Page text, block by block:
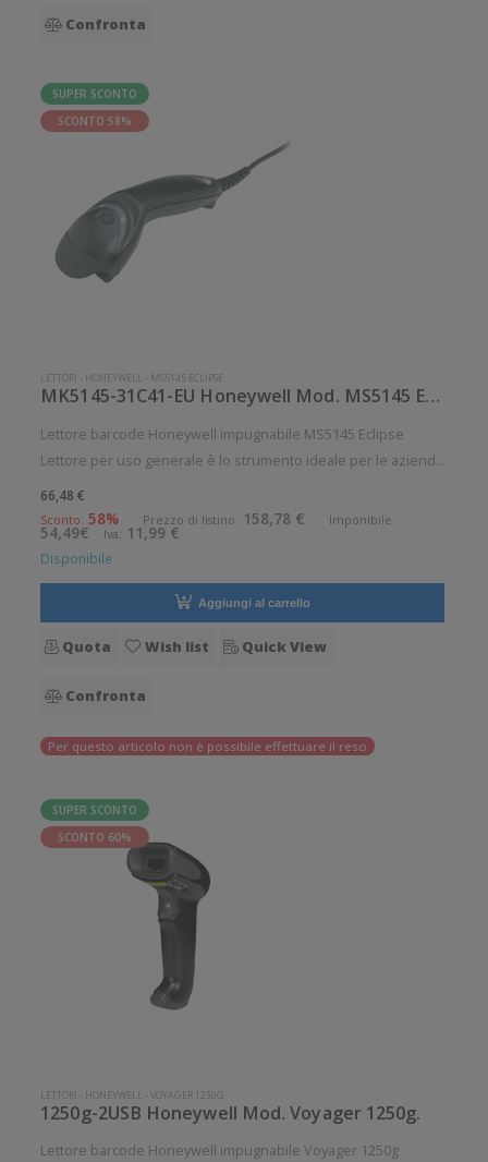
Confronta
SUPER SCONTO
SCONTO 58%
LETTORI - HONEYWELL - MS5145 ECLIPSE
MK5145-31C41-EU Honeywell Mod. MS5145 Eclipse.
Lettore barcode Honeywell impugnabile MS5145 Eclipse
Lettore per uso generale è lo strumento ideale per le aziende
che desiderano migliorare le applicazioni quotidiane di lettura
dei codici a barre. Angolo di scansione verticale: 1° Angolo di
sc
66,48 €
Sconto: 58% Prezzo di listino: 158,78 € Imponibile:
54,49€ Iva: 11,99 €
Disponibile
Aggiungi al carrello
Quota Wish list Quick View
Confronta
Per questo articolo non è possibile effettuare il reso
SUPER SCONTO
SCONTO 60%
LETTORI - HONEYWELL -VOYAGER 1250G
1250g-2USB Honeywell Mod. Voyager 1250g.
Lettore barcode Honeywell impugnabile Voyager 1250g